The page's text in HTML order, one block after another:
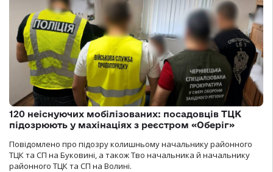
120 неіснуючих мобілізованих: посадовців ТЦК
підозрюють у махінаціях з реєстром «Оберіг»
Повідомлено про підозру колишньому начальнику районного
ТЦК та СП на Буковині, а також Тво начальника й начальнику
районного ТЦК та СП на Волині.